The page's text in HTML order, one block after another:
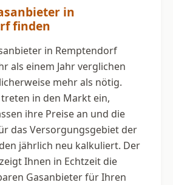
in
finden
in Remptendorf
als einem Jahr verglichen
mehr als nötig.
in den Markt ein,
ihre Preise an und die
das Versorgungsgebiet der
jährlich neu kalkuliert. Der
Ihnen in Echtzeit die
Gasanbieter für Ihren